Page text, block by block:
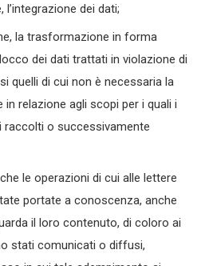
l’integrazione dei dati;
la trasformazione in forma
dei dati trattati in violazione di
quelli di cui non è necessaria la
in relazione agli scopi per i quali i
raccolti o successivamente
le operazioni di cui alle lettere
portate a conoscenza, anche
il loro contenuto, di coloro ai
stati comunicati o diffusi,